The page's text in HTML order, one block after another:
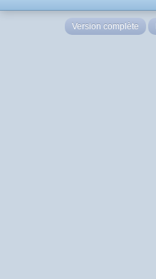
Version complète